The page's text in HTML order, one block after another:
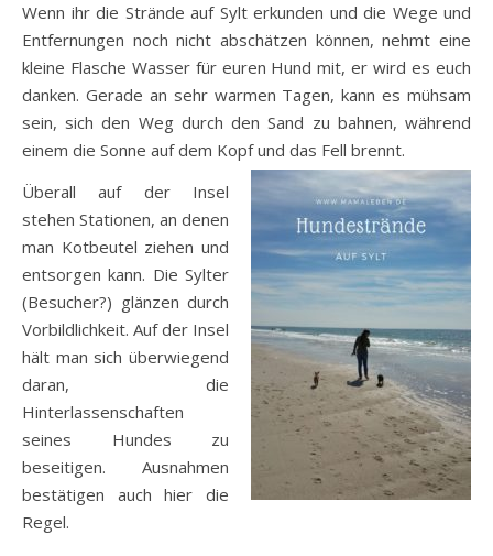
Wenn ihr die Strände auf Sylt erkunden und die Wege und
Entfernungen noch nicht abschätzen können, nehmt eine
kleine Flasche Wasser für euren Hund mit, er wird es euch
danken. Gerade an sehr warmen Tagen, kann es mühsam
sein, sich den Weg durch den Sand zu bahnen, während
einem die Sonne auf dem Kopf und das Fell brennt.
Überall auf der Insel
stehen Stationen, an denen
man Kotbeutel ziehen und
entsorgen kann. Die Sylter
(Besucher?) glänzen durch
Vorbildlichkeit. Auf der Insel
hält man sich überwiegend
daran, die
Hinterlassenschaften
seines Hundes zu
beseitigen. Ausnahmen
bestätigen auch hier die
Regel.